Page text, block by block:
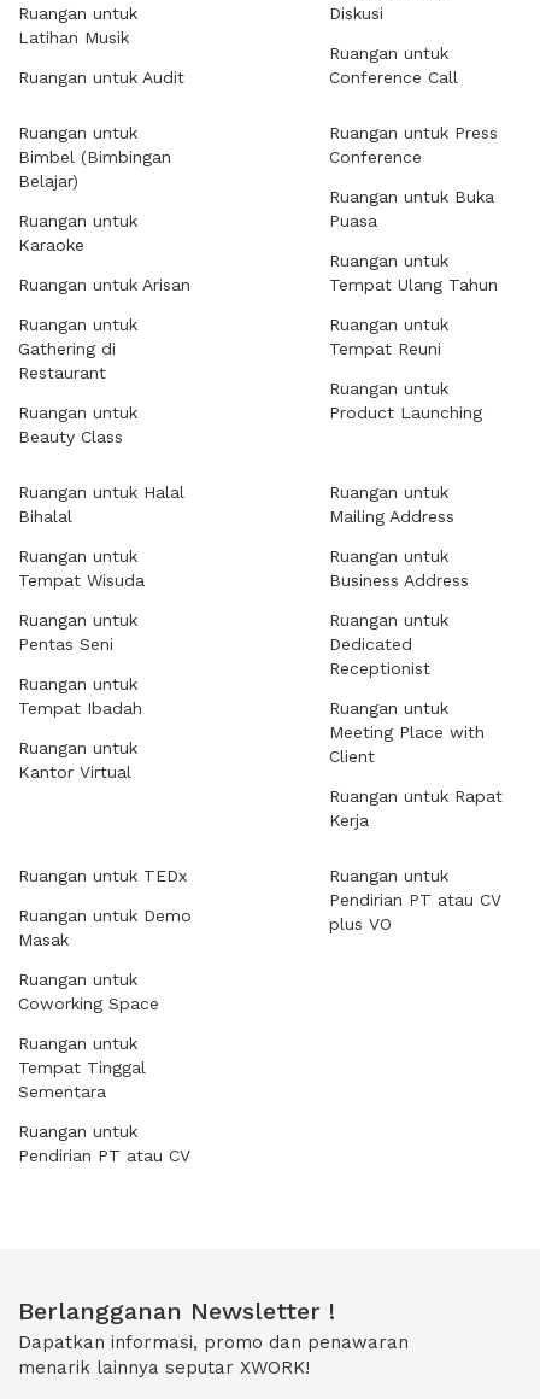
Ruangan untuk
Latihan Musik
Ruangan untuk Audit
Diskusi
Ruangan untuk
Conference Call
Ruangan untuk
Bimbel (Bimbingan
Belajar)
Ruangan untuk
Karaoke
Ruangan untuk Arisan
Ruangan untuk
Gathering di
Restaurant
Ruangan untuk
Beauty Class
Ruangan untuk Press
Conference
Ruangan untuk Buka
Puasa
Ruangan untuk
Tempat Ulang Tahun
Ruangan untuk
Tempat Reuni
Ruangan untuk
Product Launching
Ruangan untuk Halal
Bihalal
Ruangan untuk
Tempat Wisuda
Ruangan untuk
Pentas Seni
Ruangan untuk
Tempat Ibadah
Ruangan untuk
Kantor Virtual
Ruangan untuk
Mailing Address
Ruangan untuk
Business Address
Ruangan untuk
Dedicated
Receptionist
Ruangan untuk
Meeting Place with
Client
Ruangan untuk Rapat
Kerja
Ruangan untuk TEDx
Ruangan untuk Demo
Masak
Ruangan untuk
Coworking Space
Ruangan untuk
Tempat Tinggal
Sementara
Ruangan untuk
Pendirian PT atau CV
Ruangan untuk
Pendirian PT atau CV
plus VO
Berlangganan Newsletter !
Dapatkan informasi, promo dan penawaran
menarik lainnya seputar XWORK!